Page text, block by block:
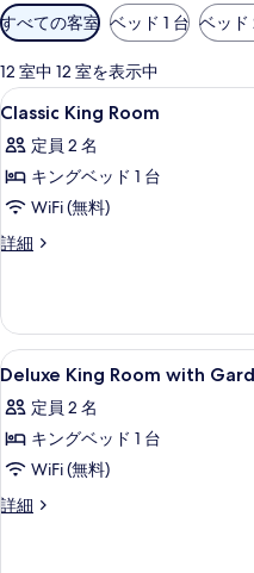
利
用
可
能
な
客
室
の
り
条
件
すべての客室 ベッド 1 台 ベッド
12 室中 12 室を表示中
Classic
King
Room
の
す
べ
写
真
を
表
示
す
る
6
Classic King Room
定員 2 名
キングベッド 1 台
WiFi (無料)
詳細
Classic
詳
細
Deluxe
King
Room
with
Garden
View
5
Deluxe King Room with
定員 2 名
キングベッド 1 台
WiFi (無料)
詳細
Deluxe